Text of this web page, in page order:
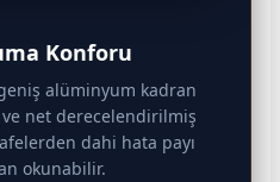
Konforu
alüminyum kadran
ve net derecelendirilmiş
dahi hata payı
okunabilir.